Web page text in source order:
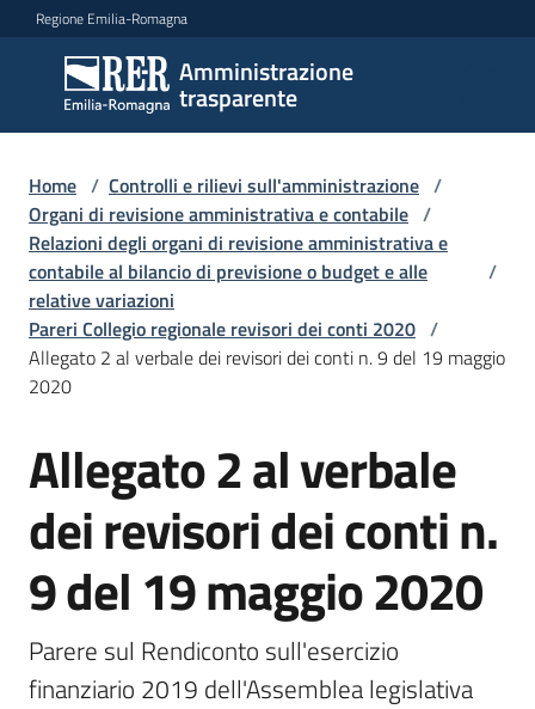
Vai al contenuto
Vai alla navigazione
Vai al footer
Regione Emilia-Romagna
Amministrazione
trasparente
Amministrazione
trasparente
Sottosezioni
Accesso
Home / Controlli e rilievi sull'amministrazione /
Organi di revisione amministrativa e contabile /
Relazioni degli organi di revisione amministrativa e
contabile al bilancio di previsione o budget e alle
relative variazioni
/
Pareri Collegio regionale revisori dei conti 2020 /
Allegato 2 al verbale dei revisori dei conti n. 9 del 19 maggio
2020
Allegato 2 al verbale
dei revisori dei conti n.
9 del 19 maggio 2020
Parere sul Rendiconto sull'esercizio
finanziario 2019 dell'Assemblea legislativa